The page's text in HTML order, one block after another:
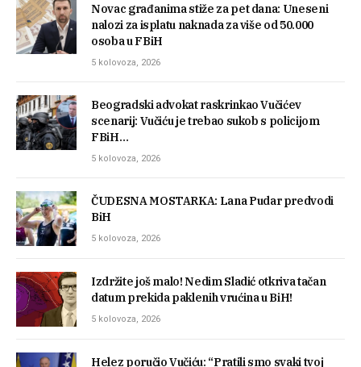
Novac građanima stiže za pet dana: Uneseni
nalozi za isplatu naknada za više od 50.000
osoba u FBiH
5 kolovoza, 2026
Beogradski advokat raskrinkao Vučićev
scenarij: Vučiću je trebao sukob s policijom
FBiH…
5 kolovoza, 2026
ČUDESNA MOSTARKA: Lana Pudar predvodi
BiH
5 kolovoza, 2026
Izdržite još malo! Nedim Sladić otkriva tačan
datum prekida paklenih vrućina u BiH!
5 kolovoza, 2026
Helez poručio Vučiću: “Pratili smo svaki tvoj